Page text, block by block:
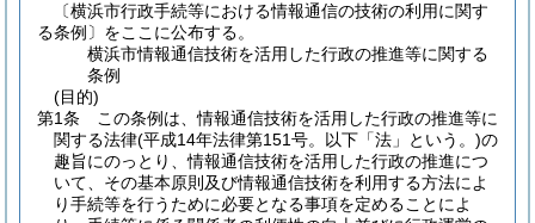
〔横浜市行政手続等における情報通信の技術の利用に関す
る条例〕をここに公布する。
横浜市情報通信技術を活用した行政の推進等に関する
条例
(目的)
第1条
この条例は、情報通信技術を活用した行政の推進等に
関する法律(平成14年法律第151号。以下「法」という。)の
趣旨にのっとり、情報通信技術を活用した行政の推進につ
いて、その基本原則及び情報通信技術を利用する方法によ
り手続等を行うために必要となる事項を定めることによ